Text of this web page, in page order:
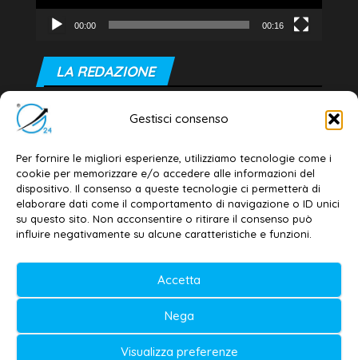
Gestisci consenso
Per fornire le migliori esperienze, utilizziamo tecnologie come i
cookie per memorizzare e/o accedere alle informazioni del
dispositivo. Il consenso a queste tecnologie ci permetterà di
elaborare dati come il comportamento di navigazione o ID unici
su questo sito. Non acconsentire o ritirare il consenso può
influire negativamente su alcune caratteristiche e funzioni.
Accetta
Nega
Visualizza preferenze
00:00 00:16
LA REDAZIONE
Editore e direttore responsabile:
Dott. Daniele G. Masciullo
Email: redazione@galatina24.it
Contatti –Disclaimer
Privacy policy –Cookie policy
Testata iscritta al n. 11/2020 Registro della
Stampa Tribunale di Lecce
Editore e direttore responsabile: